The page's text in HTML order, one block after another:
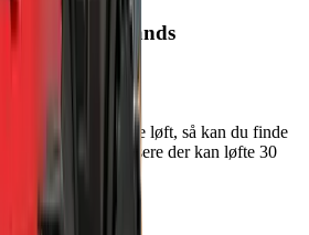
følgende brands
større og tungere løft, så kan du finde
Vi har teleskoplæssere der kan løfte 30